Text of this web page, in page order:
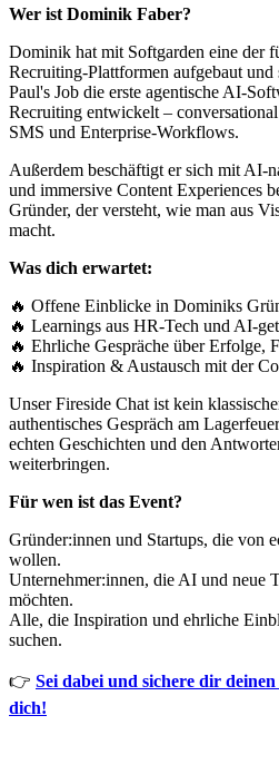
Wer ist Dominik Faber?
Dominik hat mit Softgarden eine der
Recruiting-Plattformen aufgebaut
Paul's Job die erste agentische AI-
Recruiting entwickelt –
SMS und Enterprise-Workflows.
Außerdem beschäftigt er sich mit AI-
und immersive Content Experiences
Gründer, der versteht, wie man aus
macht.
Was dich erwartet:
🔥 Offene Einblicke in Dominiks
🔥 Learnings aus HR-Tech und AI-
🔥 Ehrliche Gespräche über Erfolge,
🔥 Inspiration & Austausch mit der
Unser Fireside Chat ist kein
authentisches Gespräch am
echten Geschichten und den
weiterbringen.
Für wen ist das Event?
Gründer:innen und Startups, die von
wollen.
Unternehmer:innen, die AI und neue
möchten.
Alle, die Inspiration und ehrliche
suchen.
👉 Sei dabei und sichere dir
dich!